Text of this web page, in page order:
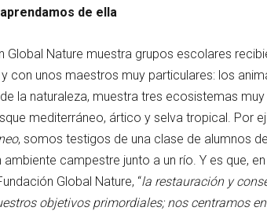
de ella
Global Nature muestra grupos escolares
con unos maestros muy particulares: los
la naturaleza, muestra tres ecosistemas
mediterráneo, ártico y selva tropical. Por
, somos testigos de una clase de alumnos
campestre junto a un río. Y es que,
Global Nature, “la restauración y
objetivos primordiales; nos centramos